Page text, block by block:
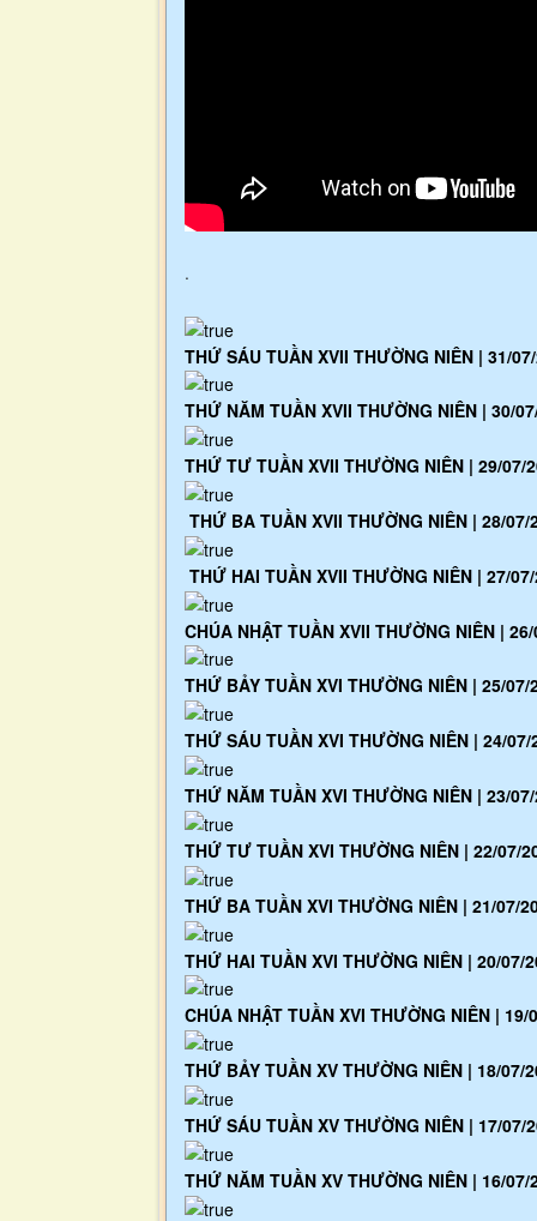
.
THỨ SÁU TUẦN XVII THƯỜNG NIÊN | 31/
THỨ NĂM TUẦN XVII THƯỜNG NIÊN | 30/
THỨ TƯ TUẦN XVII THƯỜNG NIÊN | 29/07/
THỨ BA TUẦN XVII THƯỜNG NIÊN | 28/07/
THỨ HAI TUẦN XVII THƯỜNG NIÊN | 27/
CHÚA NHẬT TUẦN XVII THƯỜNG NIÊN |
THỨ BẢY TUẦN XVI THƯỜNG NIÊN | 25/07/
THỨ SÁU TUẦN XVI THƯỜNG NIÊN | 24/07/
THỨ NĂM TUẦN XVI THƯỜNG NIÊN | 23/
THỨ TƯ TUẦN XVI THƯỜNG NIÊN | 22/07/
THỨ BA TUẦN XVI THƯỜNG NIÊN | 21/07/
THỨ HAI TUẦN XVI THƯỜNG NIÊN | 20/07/
CHÚA NHẬT TUẦN XVI THƯỜNG NIÊN | 19/
THỨ BẢY TUẦN XV THƯỜNG NIÊN | 18/07/
THỨ SÁU TUẦN XV THƯỜNG NIÊN | 17/07/
THỨ NĂM TUẦN XV THƯỜNG NIÊN | 16/07/